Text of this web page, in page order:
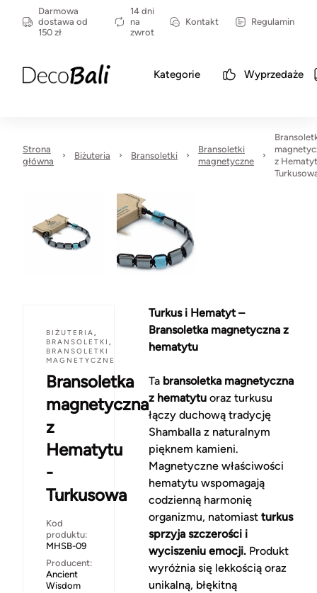
Darmowa
dostawa od
150 zł
14 dni
na
zwrot
Kontakt Regulamin
Kategorie Wyprzedaże
Strona
główna
Biżuteria Bransoletki
Bransoletki
magnetyczne
z
BIŻUTERIA,
BRANSOLETKI ,
BRANSOLETKI
MAGNETYCZNE
Bransoletka
magnetyczna
z
Hematytu
-
Turkusowa
Kod
produktu:
MHSB-09
Producent:
Ancient
Wisdom
Turkus i Hematyt –
Bransoletka magnetyczna z
hematytu
Ta bransoletka magnetyczna
z hematytuoraz turkusu
łączy duchową tradycję
Shamballa z naturalnym
pięknem kamieni.
Magnetyczne właściwości
hematytu wspomagają
codzienną harmonię
organizmu, natomiast turkus
sprzyja szczerości i
wyciszeniu emocji.Produkt
wyróżnia się lekkością oraz
unikalną, błękitną